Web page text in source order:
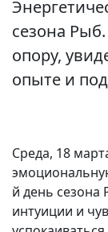
сезона
опору,
опыте и
Среда, 18
й день
интуиции и